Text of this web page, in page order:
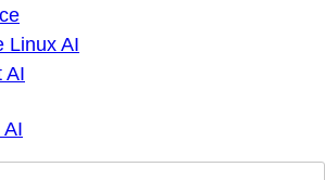
Linux AI
AI